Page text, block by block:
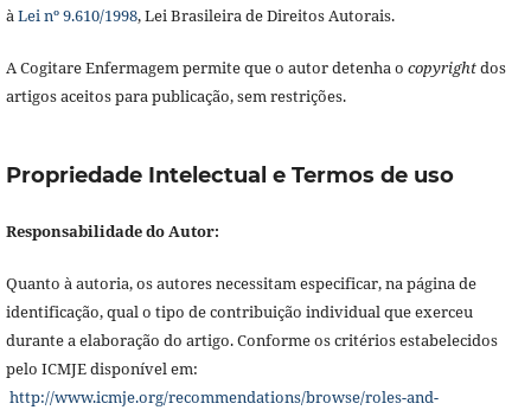
àLei nº 9.610/1998, Lei Brasileira de Direitos Autorais.
A Cogitare Enfermagem permite que o autor detenha o copyrightdos
artigos aceitos para publicação, sem restrições.
Propriedade Intelectual e Termos de uso
Responsabilidade do Autor:
Quanto à autoria, os autores necessitam especificar, na página de
identificação, qual o tipo de contribuição individual que exerceu
durante a elaboração do artigo. Conforme os critérios estabelecidos
pelo ICMJE disponível em:
http://www.icmje.org/recommendations/browse/roles-and-